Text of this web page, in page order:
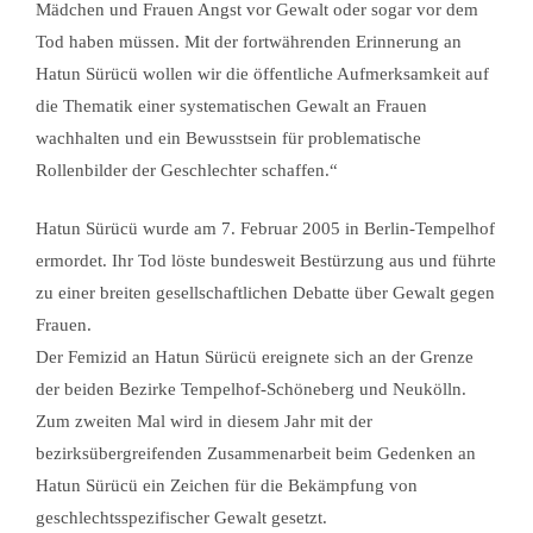
Mädchen und Frauen Angst vor Gewalt oder sogar vor dem
Tod haben müssen. Mit der fortwährenden Erinnerung an
Hatun Sürücü wollen wir die öffentliche Aufmerksamkeit auf
die Thematik einer systematischen Gewalt an Frauen
wachhalten und ein Bewusstsein für problematische
Rollenbilder der Geschlechter schaffen.“
Hatun Sürücü wurde am 7. Februar 2005 in Berlin-Tempelhof
ermordet. Ihr Tod löste bundesweit Bestürzung aus und führte
zu einer breiten gesellschaftlichen Debatte über Gewalt gegen
Frauen.
Der Femizid an Hatun Sürücü ereignete sich an der Grenze
der beiden Bezirke Tempelhof-Schöneberg und Neukölln.
Zum zweiten Mal wird in diesem Jahr mit der
bezirksübergreifenden Zusammenarbeit beim Gedenken an
Hatun Sürücü ein Zeichen für die Bekämpfung von
geschlechtsspezifischer Gewalt gesetzt.